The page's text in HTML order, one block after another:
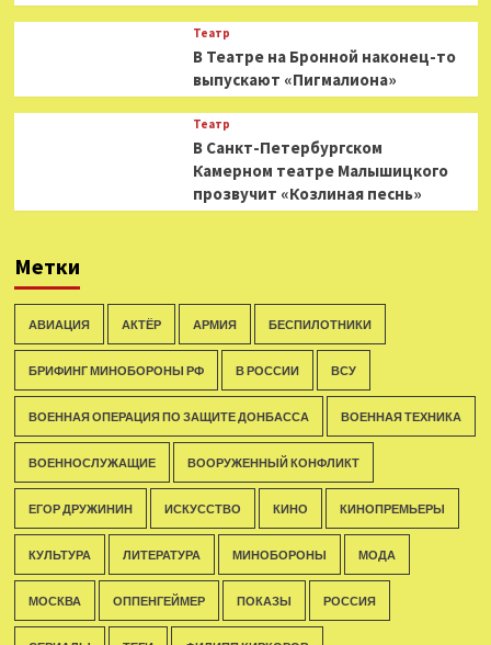
Театр
В Театре на Бронной наконец-то
выпускают «Пигмалиона»
Театр
В Санкт-Петербургском
Камерном театре Малышицкого
прозвучит «Козлиная песнь»
Метки
АВИАЦИЯ АКТЁР АРМИЯ БЕСПИЛОТНИКИ
БРИФИНГ МИНОБОРОНЫ РФ В РОССИИ ВСУ
ВОЕННАЯ ОПЕРАЦИЯ ПО ЗАЩИТЕ ДОНБАССА ВОЕННАЯ ТЕХНИКА
ВОЕННОСЛУЖАЩИЕ ВООРУЖЕННЫЙ КОНФЛИКТ
ЕГОР ДРУЖИНИН ИСКУССТВО КИНО КИНОПРЕМЬЕРЫ
КУЛЬТУРА ЛИТЕРАТУРА МИНОБОРОНЫ МОДА
МОСКВА ОППЕНГЕЙМЕР ПОКАЗЫ РОССИЯ